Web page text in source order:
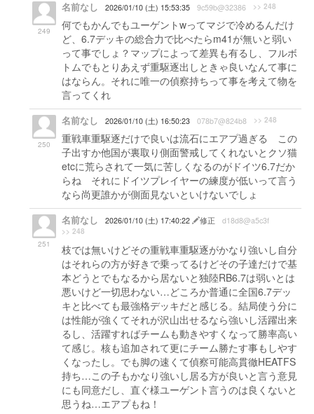
249
名前なし 2026/01/10 (土) 15:53:35 9c59b@32386 >> 248
何でもかんでもユーゲントwってマジで冷めるんだけ
ど、6.7デッキの総合力で比べたらm41が無いと弱い
って事でしょ？マップによって差異も有るし、フルボ
トムでもとりあえず重駆逐出しときゃ良いなんて事に
はならん。それに唯一の偵察持ちって事を考えて物を
言ってくれ
250
名前なし 2026/01/10 (土) 16:50:23 078b7@824b8 >> 248
重戦車重駆逐だけで良いは流石にエアプ過ぎる この
子出すか他国が裏取り側面警戒してくれないとクソ猫
etcに荒らされて一気に苦しくなるのがドイツ6.7だか
らね それにドイツプレイヤーの練度が低いって言う
なら尚更誰かが側面見ないといけないでしょ
251
名前なし 2026/01/10 (土) 17:40:22 修正 d18d8@a5c3f
>> 248
枝では無いけどその重戦車重駆逐がかなり強いし自分
はそれらの方が好きで乗ってるけどその子達だけで基
本どうとでもなるから居ないと独陸RB6.7は弱いとは
悪いけど一切思わない…どころか普通に全国6.7デッ
キと比べても最強格デッキだと感じる。結局使う分に
は性能が強くてそれが沢山出せるなら強いし活躍出来
るし、活躍すればチームも動きやすくなって勝率高い
て感じ。核も追加されて更にチーム勝たす事もしやす
くなったし。でも脚の速くて偵察可能高貫徹HEATFS
持ち…この子もかなり強いし居る方が良いと言う意見
にも同意だし、直ぐ様ユーゲント言うのは良くないと
思うね…エアプもね！